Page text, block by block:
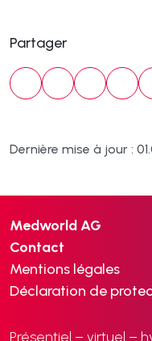
Partager
Dernière mise à jour :
Medworld AG
Contact
Mentions légales
Déclaration de
Présentiel – virtuel –